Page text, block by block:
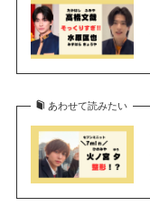
あわせて読みたい